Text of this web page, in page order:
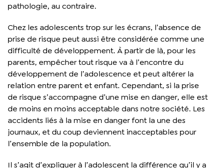
pathologie, au contraire.
Chez les adolescents trop sur les écrans, l’absence de
prise de risque peut aussi être considérée comme une
difficulté de développement. À partir de là, pour les
parents, empêcher tout risque va à l’encontre du
développement de l’adolescence et peut altérer la
relation entre parent et enfant. Cependant, si la prise
de risque s’accompagne d’une mise en danger, elle est
de moins en moins acceptable dans notre société. Les
accidents liés à la mise en danger font la une des
journaux, et du coup deviennent inacceptables pour
l’ensemble de la population.
Il s’agit d’expliquer à l’adolescent la différence qu’il y a